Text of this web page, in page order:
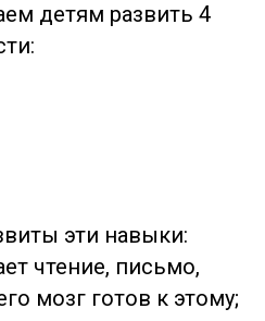
детям развить 4
эти навыки:
чтение, письмо,
мозг готов к этому;